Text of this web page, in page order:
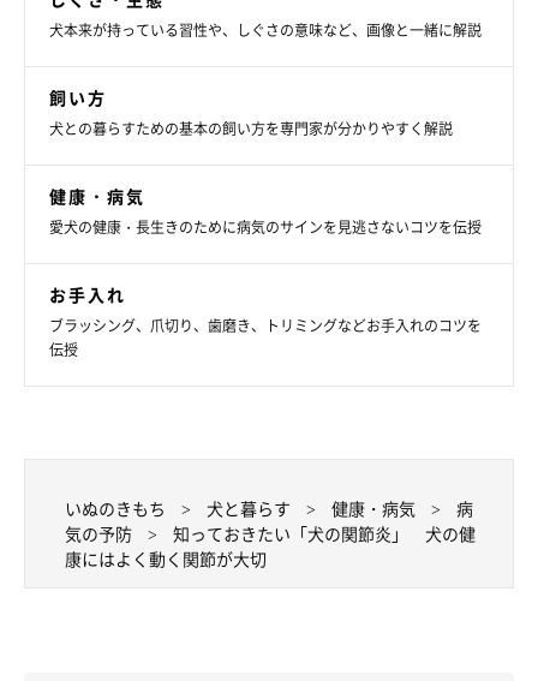
犬本来が持っている習性や、しぐさの意味など、画像と一緒に解説
飼い方
犬との暮らすための基本の飼い方を専門家が分かりやすく解説
健康・病気
愛犬の健康・長生きのために病気のサインを見逃さないコツを伝授
お手入れ
ブラッシング、爪切り、歯磨き、トリミングなどお手入れのコツを
伝授
いぬのきもち 犬と暮らす 健康・病気
病
気の予防
知っておきたい「犬の関節炎」 犬の健
康にはよく動く関節が大切